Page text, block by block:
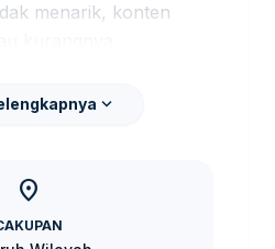
menarik, konten
page yangexpand_more
location_on